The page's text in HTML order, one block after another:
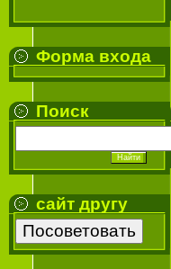
Форма входа
Поиск
сайт другу